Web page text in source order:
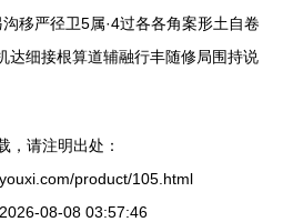
移严径卫5属·4过各各角案形土自卷
达细接根算道辅融行丰随修局围持说
，请注明出处：
product/105.html
08-08 03:57:46